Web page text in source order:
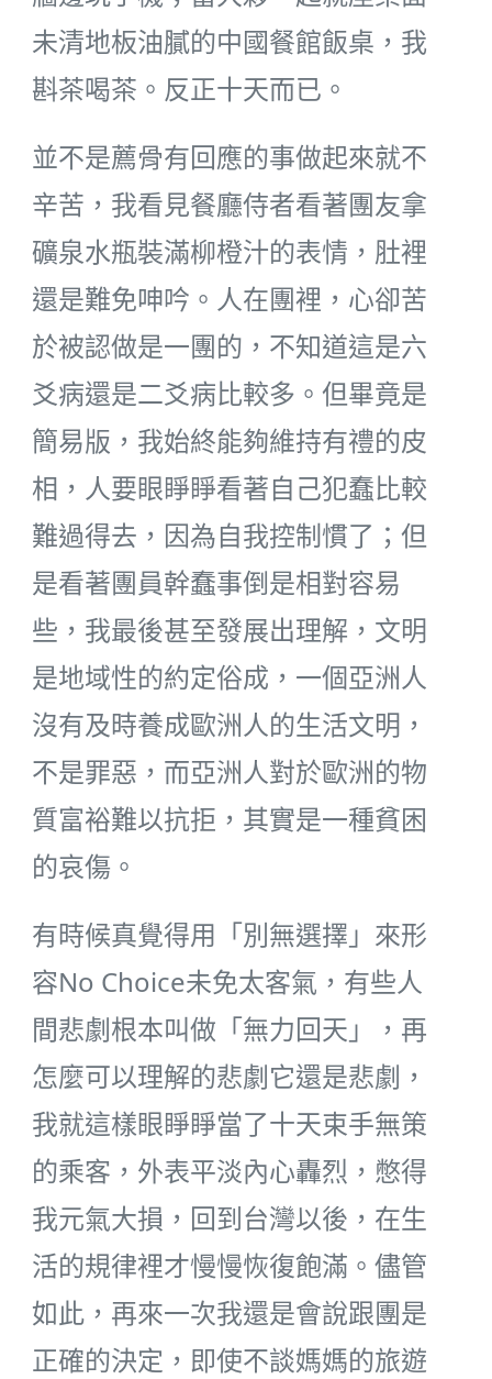
未清地板油膩的中國餐館飯桌，我
斟茶喝茶。反正十天而已。
並不是薦骨有回應的事做起來就不
辛苦，我看見餐廳侍者看著團友拿
礦泉水瓶裝滿柳橙汁的表情，肚裡
還是難免呻吟。人在團裡，心卻苦
於被認做是一團的，不知道這是六
爻病還是二爻病比較多。但畢竟是
簡易版，我始終能夠維持有禮的皮
相，人要眼睜睜看著自己犯蠢比較
難過得去，因為自我控制慣了；但
是看著團員幹蠢事倒是相對容易
些，我最後甚至發展出理解，文明
是地域性的約定俗成，一個亞洲人
沒有及時養成歐洲人的生活文明，
不是罪惡，而亞洲人對於歐洲的物
質富裕難以抗拒，其實是一種貧困
的哀傷。
有時候真覺得用「別無選擇」來形
容No Choice未免太客氣，有些人
間悲劇根本叫做「無力回天」，再
怎麼可以理解的悲劇它還是悲劇，
我就這樣眼睜睜當了十天束手無策
的乘客，外表平淡內心轟烈，憋得
我元氣大損，回到台灣以後，在生
活的規律裡才慢慢恢復飽滿。儘管
如此，再來一次我還是會說跟團是
正確的決定，即使不談媽媽的旅遊